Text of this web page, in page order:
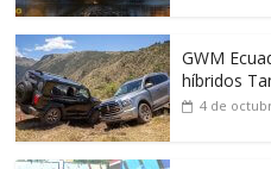
GWM
híbridos
4 de